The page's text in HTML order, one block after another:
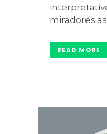
miradores
READ MORE